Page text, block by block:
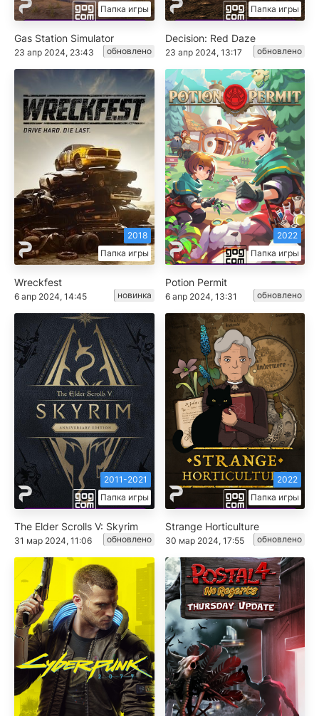
Папка игры
Gas Station Simulator
23 апр 2024, 23:43 обновлено
Папка игры
Decision: Red Daze
23 апр 2024, 13:17 обновлено
Папка игры
2018
Wreckfest
6 апр 2024, 14:45 новинка
Папка игры
2022
Potion Permit
6 апр 2024, 13:31 обновлено
Папка игры
2011-2021
The Elder Scrolls V: Skyrim
31 мар 2024, 11:06 обновлено
Папка игры
2022
Strange Horticulture
30 мар 2024, 17:55 обновлено